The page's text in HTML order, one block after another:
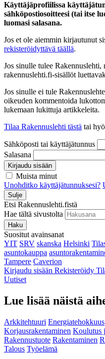
Käyttäjäprofiilissa
sähköpostiosoitteesi (tai itse
luomasi salasana.
Jos et ole aiemmin kirjautunut
rekisteröidyttävä täällä.
Jos sinulle tulee
rakennuslehti.fi-sisällöt
Jos sinulle ei tule
oikeuden kommentoida
lukemaan lukittuja artikkeleita.
Tilaa Rakennuslehti tästä tai
Sähköposti tai käyttäjätunnus
Salasana
Kirjaudu sisään
Muista minut
Unohditko käyttäjätunnuksesi?
Sulje
Etsi Rakennuslehti.fistä
Hae tältä sivustolta
Haku
Suositut avainsanat
YIT SRV skanska Helsinki
asuntokauppa
Tampere Caverion
Kirjaudu sisään Rekisteröidy
Uutiset
Lue lisää näistä
Arkkitehtuuri Energiatehokkuus
Korjausrakentaminen Koulutus
Rakennustuote Rakentaminen
Talous Työelämä